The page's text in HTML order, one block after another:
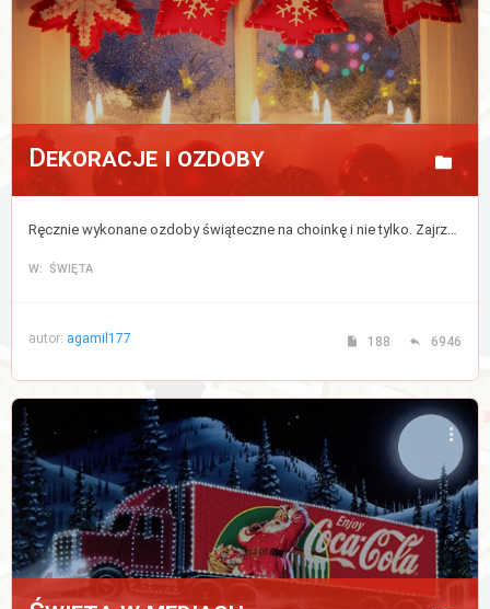
Dekoracje i ozdoby
Ręcznie wykonane ozdoby świąteczne na choinkę i nie tylko. Zajrzyj, jeśli chcesz podpatrzeć jak robią to inni i wykorzystaj kilka pomysłów do nadania swojemu domu prawdziwej atmosfery Świąt. Porozmawiaj też o dekoracjach które towarzyszą nam podczas świąt.
W: ŚWIĘTA
autor: agamil177 188 6946